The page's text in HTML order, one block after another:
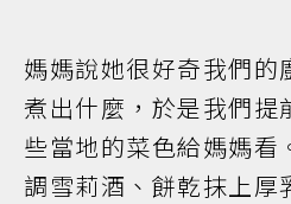
媽媽說她很好奇我們的
煮出什麼，於是我們提
些當地的菜色給媽媽看
調雪莉酒、餅乾抹上厚